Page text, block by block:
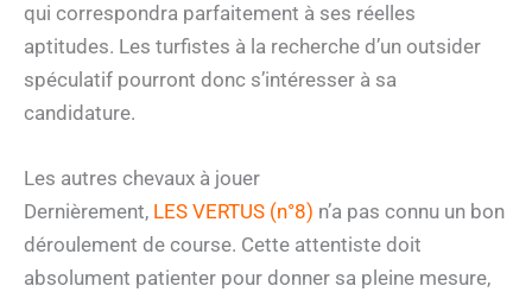
qui correspondra parfaitement à ses réelles
aptitudes. Les turfistes à la recherche d’un outsider
spéculatif pourront donc s’intéresser à sa
candidature.
Les autres chevaux à jouer
Dernièrement, LES VERTUS (n°8) n’a pas connu un bon
déroulement de course. Cette attentiste doit
absolument patienter pour donner sa pleine mesure,